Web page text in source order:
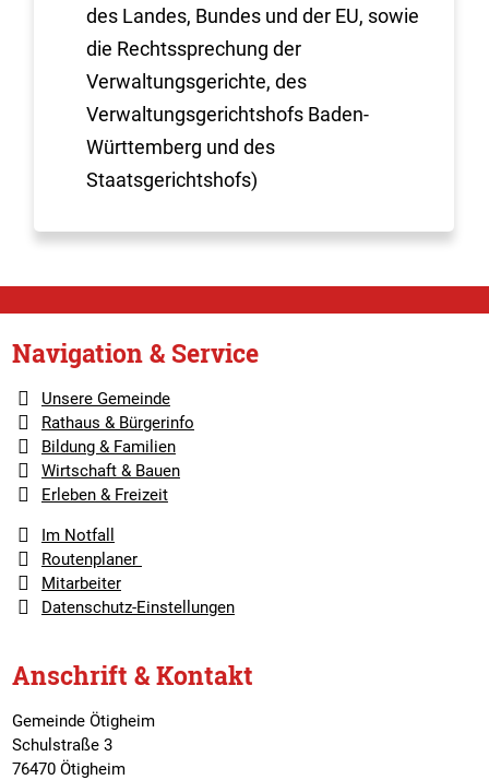
des Landes, Bundes und der EU, sowie
die Rechtssprechung der
Verwaltungsgerichte, des
Verwaltungsgerichtshofs Baden-
Württemberg und des
Staatsgerichtshofs)
Navigation & Service
Unsere Gemeinde
Rathaus & Bürgerinfo
Bildung & Familien
Wirtschaft & Bauen
Erleben & Freizeit
Im Notfall
Routenplaner
Mitarbeiter
Datenschutz-Einstellungen
Anschrift & Kontakt
Gemeinde Ötigheim
Schulstraße 3
76470 Ötigheim